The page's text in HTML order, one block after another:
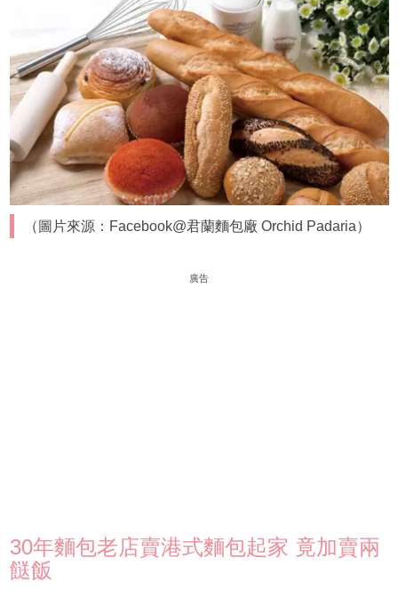
（圖片來源：Facebook@君蘭麵包廠 Orchid Padaria）
廣告
30年麵包老店賣港式麵包起家 竟加賣兩
餸飯